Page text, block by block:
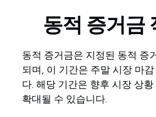
동적 증거금
동적 증거금은 지정된 동적 증
되며, 이 기간은 주말 시장 마
다. 해당 기간은 향후 시장 상
확대될 수 있습니다.